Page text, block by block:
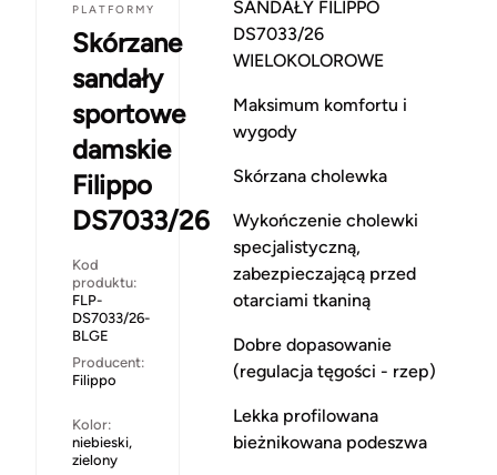
PLATFORMY
Skórzane
sandały
sportowe
damskie
Filippo
DS7033/26
Kod
produktu:
FLP-
DS7033/26-
BLGE
Producent:
Filippo
Kolor:
niebieski,
zielony
SANDAŁY FILIPPO
DS7033/26
WIELOKOLOROWE
Maksimum komfortu i
wygody
Skórzana cholewka
Wykończenie cholewki
specjalistyczną,
zabezpieczającą przed
otarciami tkaniną
Dobre dopasowanie
(regulacja tęgości - rzep)
Lekka profilowana
bieżnikowana podeszwa